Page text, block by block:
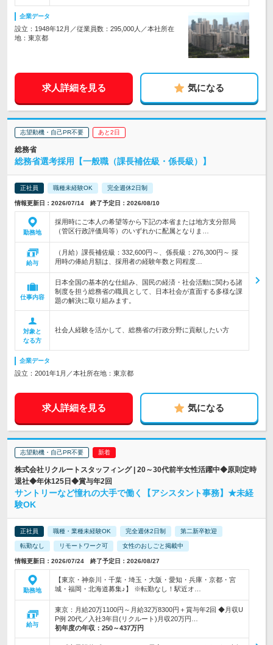
企業データ
設立：1948年12月／従業員数：295,000人／本社所在
地：東京都
求人詳細を見る 気になる
志望動機・自己PR不要 あと2日
総務省
総務省選考採用【一般職（課長補佐級・係長級）】
正社員 職種未経験OK 完全週休2日制
情報更新日：2026/07/14 終了予定日：2026/08/10
勤務地
採用時にご本人の希望等から下記の本省または地方支分部局
（管区行政評価局等）のいずれかに配属となりま…
給与
（月給）課長補佐級：332,600円～、係長級：276,300円～ 採
用時の俸給月額は、採用者の経験年数と同程度…
仕事内容
日本全国の基本的な仕組み、国民の経済・社会活動に関わる諸
制度を担う総務省の職員として、日本社会が直面する多様な課
題の解決に取り組みます。
対象と
なる方
社会人経験を活かして、総務省の行政分野に貢献したい方
企業データ
設立：2001年1月／本社所在地：東京都
求人詳細を見る 気になる
志望動機・自己PR不要
株式会社リクルートスタッフィング | 20～30代前半女性活躍中◆原則定時
退社◆年休125日◆賞与年2回
サントリーなど憧れの大手で働く【アシスタント事務】★未経
験OK
正社員 職種・業種未経験OK 完全週休2日制 第二新卒歓迎
転勤なし リモートワーク可 女性のおしごと掲載中
情報更新日：2026/07/24 終了予定日：2026/08/27
勤務地
【東京・神奈川・千葉・埼玉・大阪・愛知・兵庫・京都・宮
城・福岡・北海道募集♪】 ※転勤なし！駅近オ…
給与
東京：月給20万1100円～月給32万8300円＋賞与年2回 ◆月収U
P例 20代／入社3年目(リクルート)月収20万円…
初年度の年収： 250～437万円